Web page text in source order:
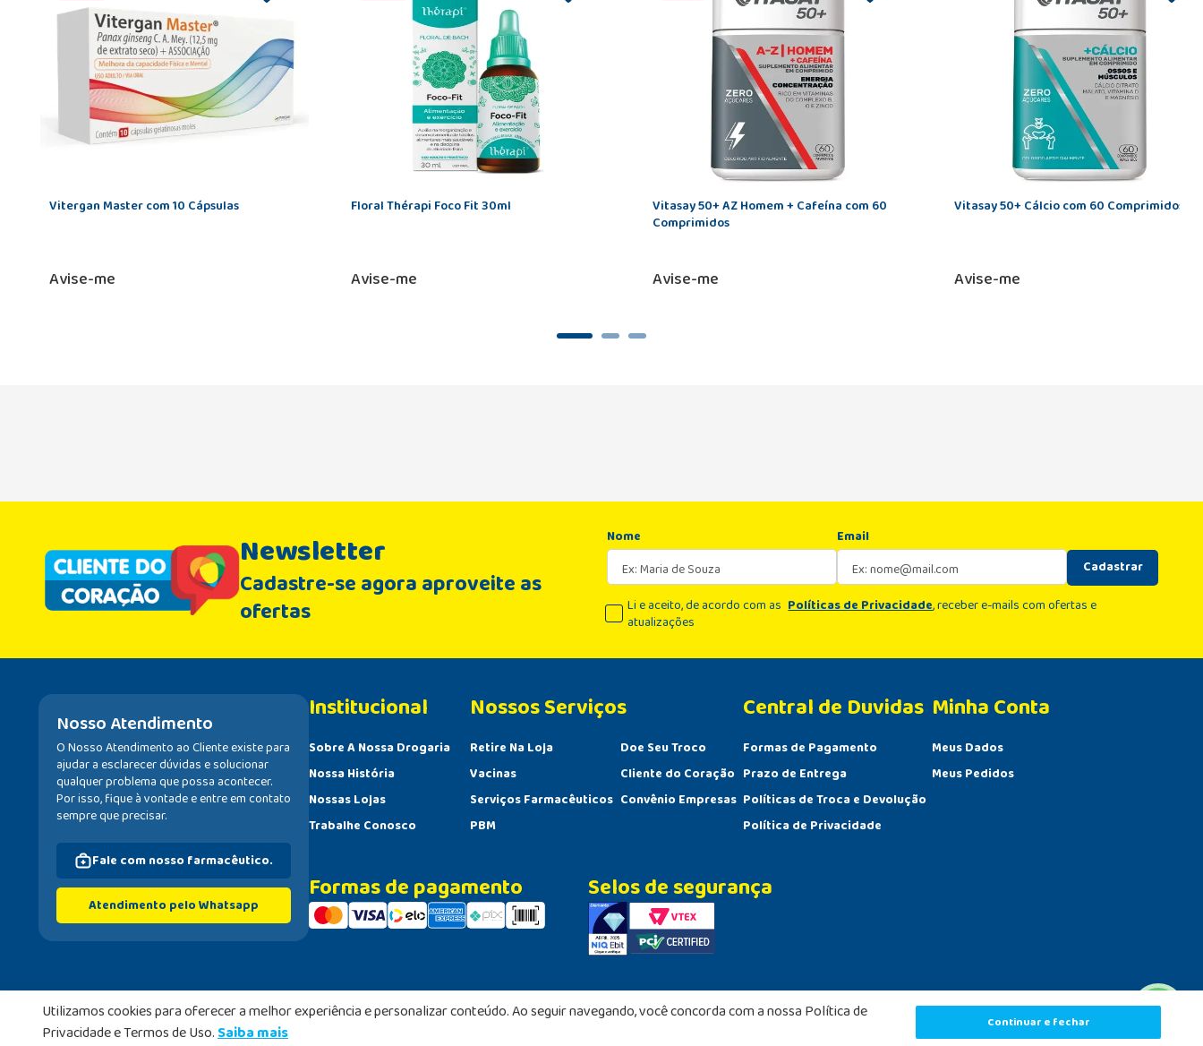
Vitergan Master com 10 Cápsulas
Avise-me
Floral Thérapi Foco Fit 30ml
Avise-me
Vitasay 50+ AZ Homem + Cafeína com 60
Comprimidos
Avise-me
Vitasay 50+ Cálcio com 60 Comprimidos
Avise-me
Newsletter
Cadastre-se agora aproveite as
ofertas
Nome
Email
Cadastrar
Li e aceito, de acordo com as Políticas de Privacidade, receber e-mails com ofertas e
atualizações
Nosso Atendimento
O Nosso Atendimento ao Cliente existe para
ajudar a esclarecer dúvidas e solucionar
qualquer problema que possa acontecer.
Por isso, fique à vontade e entre em contato
sempre que precisar.
Fale com nosso farmacêutico.
Atendimento pelo Whatsapp
Institucional
Sobre A Nossa Drogaria
Nossa História
Nossas Lojas
Trabalhe Conosco
Retire Na Loja
Vacinas
Serviços Farmacêuticos
PBM
Doe Seu Troco
Cliente do Coração
Convênio Empresas
Central de Duvidas
Formas de Pagamento
Prazo de Entrega
Políticas de Troca e Devolução
Política de Privacidade
Minha Conta
Meus Dados
Meus Pedidos
Formas de pagamento Selos de segurança
A Nossa Drogaria de Caxias | Rua José de Alvarenga, n° 378 - Duque de Caxias - RJ - CEP: 25020-140 | CNPJ: 28.763.118/0001-90 | Inscrição Estadual: 80.175.841 Developed by
Utilizamos cookies para oferecer a melhor experiência e personalizar conteúdo. Ao seguir navegando, você concorda com a nossa Política de
Privacidade e Termos de Uso.Saiba mais Continuar e fechar